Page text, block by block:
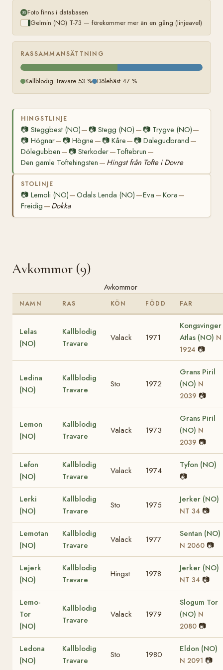
Foto finns i databasen
Gelmin (NO) T-73 — förekommer mer än en gång (linjeavel)
RASSAMMANSÄTTNING
Kallblodig Travare 53 % Dölehäst 47 %
HINGSTLINJE
📷 Steggbest (NO)— 📷Stegg (NO) — 📷 Trygve (NO)—
📷 Högnar— 📷Högne — 📷 Kåre— 📷 Dalegudbrand —
Dölegubben — 📷Sterkoder—Toftebrun —
Den gamle Toftehingsten — Hingst från Tofte i Dovre
STOLINJE
📷 Lemoli (NO)—Odals Lenda (NO) —Eva —Kora—
Freidig — Dokka
Avkommor (9)
Avkommor
NAMN RAS KÖN FÖDD FAR
Lelas
(NO)
Kallblodig
Travare
Valack 1971
Kongsvinger
Atlas (NO) N
1924 📷
Ledina
(NO)
Kallblodig
Travare
Sto 1972
Grans Piril
(NO) N
2039 📷
Lemon
(NO)
Kallblodig
Travare
Valack 1973
Grans Piril
(NO) N
2039 📷
Lefon
(NO)
Kallblodig
Travare
Valack 1974
Tyfon (NO)
📷
Lerki
(NO)
Kallblodig
Travare
Sto 1975
Jerker (NO)
NT 34 📷
Lemotan
(NO)
Kallblodig
Travare
Valack 1977
Sentan (NO)
N 2060 📷
Lejerk
(NO)
Kallblodig
Travare
Hingst 1978
Jerker (NO)
NT 34 📷
Lemo-
Tor
(NO)
Kallblodig
Travare
Valack 1979
Slogum Tor
(NO) N
2080 📷
Ledona
(NO)
Kallblodig
Travare
Sto 1980
Eldon (NO)
N 2091 📷